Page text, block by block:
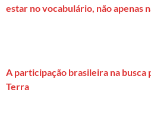
estar no vocabulário, não apenas
A participação brasileira na busca
Terra